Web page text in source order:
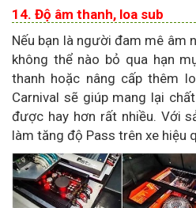
14. Độ âm thanh, loa sub
Nếu bạn là người đam mê âm
không thể nào bỏ qua hạn
thanh hoặc nâng cấp thêm
Carnival sẽ giúp mang lại
được hay hơn rất nhiều. Với
làm tăng độ Pass trên xe hiệu